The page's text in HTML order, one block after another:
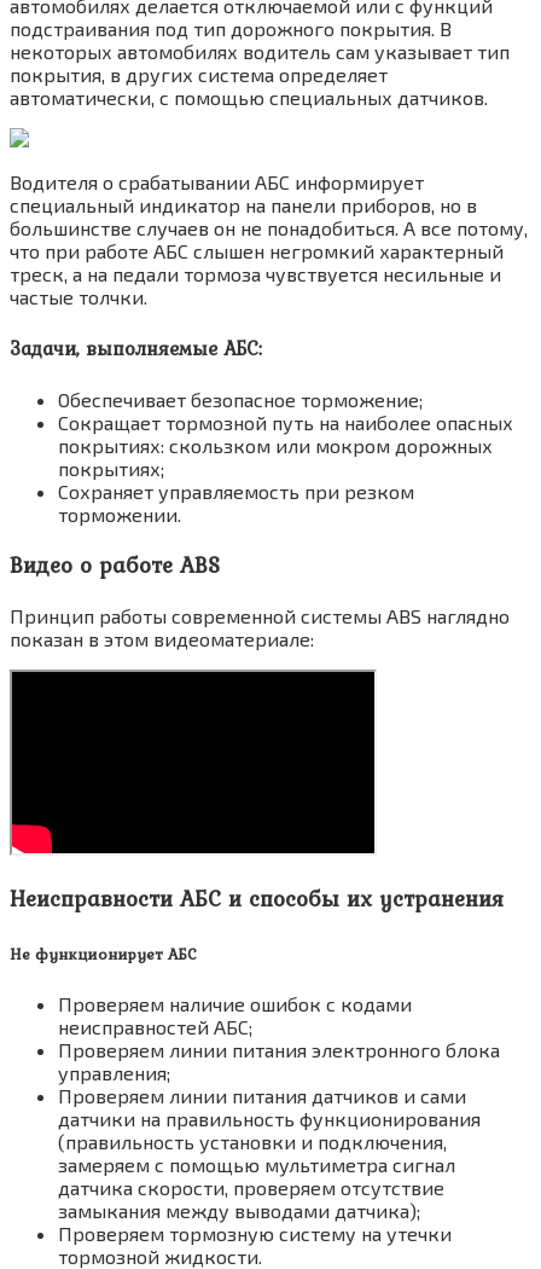
автомобилях делается отключаемой или с функций
подстраивания под тип дорожного покрытия. В
некоторых автомобилях водитель сам указывает тип
покрытия, в других система определяет
автоматически, с помощью специальных датчиков.
Водителя о срабатывании АБС информирует
специальный индикатор на панели приборов, но в
большинстве случаев он не понадобиться. А все потому,
что при работе АБС слышен негромкий характерный
треск, а на педали тормоза чувствуется несильные и
частые толчки.
Задачи, выполняемые АБС:
Обеспечивает безопасное торможение;
Сокращает тормозной путь на наиболее опасных
покрытиях: скользком или мокром дорожных
покрытиях;
Сохраняет управляемость при резком
торможении.
Видео о работе ABS
Принцип работы современной системы ABS наглядно
показан в этом видеоматериале:
Неисправности АБС и способы их устранения
Не функционирует АБС
Проверяем наличие ошибок с кодами
неисправностей АБС;
Проверяем линии питания электронного блока
управления;
Проверяем линии питания датчиков и сами
датчики на правильность функционирования
(правильность установки и подключения,
замеряем с помощью мультиметра сигнал
датчика скорости, проверяем отсутствие
замыкания между выводами датчика);
Проверяем тормозную систему на утечки
тормозной жидкости.